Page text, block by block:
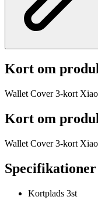
Kort om
Wallet Cover 3-kort
Kort om
Wallet Cover 3-kort
Specifikationer
Kortplads 3st